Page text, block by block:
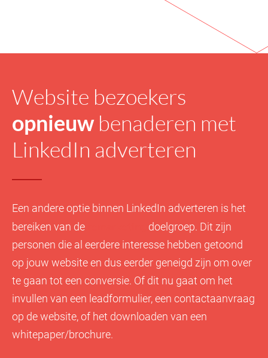
Website bezoekers
opnieuwbenaderen met
LinkedIn adverteren
Een andere optie binnen LinkedIn adverteren is het
bereiken van de
doelgroep. Dit zijn
personen die al eerdere interesse hebben getoond
op jouw website en dus eerder geneigd zijn om over
te gaan tot een conversie. Of dit nu gaat om het
invullen van een leadformulier, een contactaanvraag
op de website, of het downloaden van een
whitepaper/brochure.